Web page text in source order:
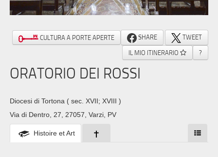
CULTURA A PORTE APERTE SHARE
TWEET
IL MIO ITINERARIO
?
ORATORIO DEI ROSSI
Diocesi di Tortona ( sec. XVII; XVIII )
Via di Dentro, 27, 27057, Varzi, PV
Histoire et Art